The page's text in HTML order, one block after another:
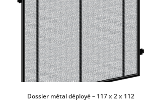
Dossier métal déployé – 117 x 2 x 112